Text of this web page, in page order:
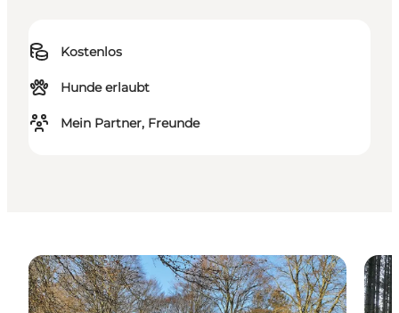
Kostenlos
Hunde erlaubt
Mein Partner, Freunde